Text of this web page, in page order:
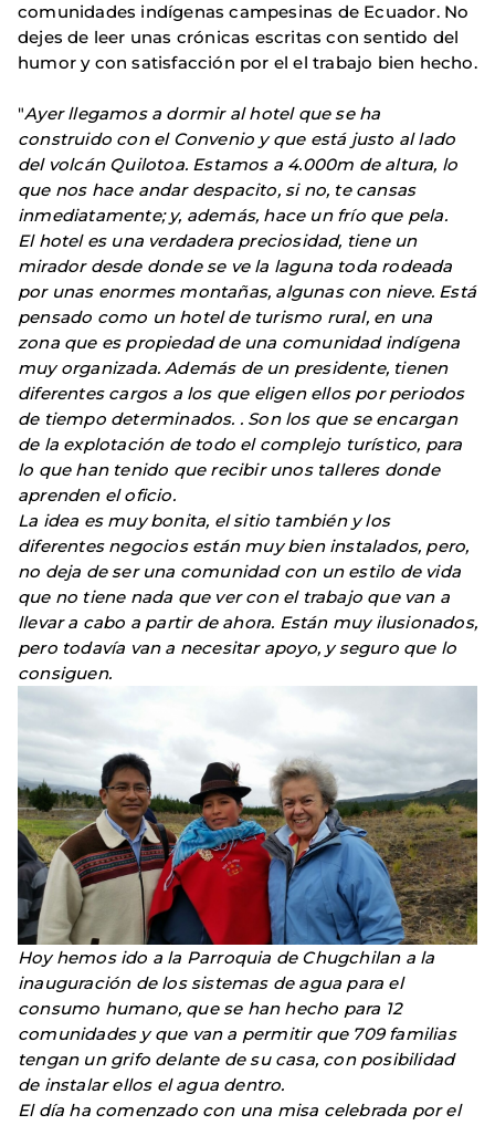
comunidades indígenas campesinas de Ecuador. No
dejes de leer unas crónicas escritas con sentido del
humor y con satisfacción por el el trabajo bien hecho.
"Ayer llegamos a dormir al hotel que se ha
construido con el Convenio y que está justo al lado
del volcán Quilotoa. Estamos a 4.000m de altura, lo
que nos hace andar despacito, si no, te cansas
inmediatamente; y, además, hace un frío que pela.
El hotel es una verdadera preciosidad, tiene un
mirador desde donde se ve la laguna toda rodeada
por unas enormes montañas, algunas con nieve. Está
pensado como un hotel de turismo rural, en una
zona que es propiedad de una comunidad indígena
muy organizada. Además de un presidente, tienen
diferentes cargos a los que eligen ellos por periodos
de tiempo determinados. . Son los que se encargan
de la explotación de todo el complejo turístico, para
lo que han tenido que recibir unos talleres donde
aprenden el oficio.
La idea es muy bonita, el sitio también y los
diferentes negocios están muy bien instalados, pero,
no deja de ser una comunidad con un estilo de vida
que no tiene nada que ver con el trabajo que van a
llevar a cabo a partir de ahora. Están muy ilusionados,
pero todavía van a necesitar apoyo, y seguro que lo
consiguen.
Hoy hemos ido a la Parroquia de Chugchilan a la
inauguración de los sistemas de agua para el
consumo humano, que se han hecho para 12
comunidades y que van a permitir que 709 familias
tengan un grifo delante de su casa, con posibilidad
de instalar ellos el agua dentro.
El día ha comenzado con una misa celebrada por el